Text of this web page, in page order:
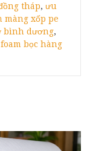
tháp, ưu
màng xốp pe
bình dương,
bọc hàng